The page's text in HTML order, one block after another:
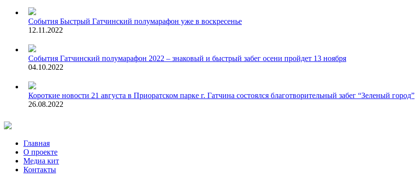
События Быстрый Гатчинский полумарафон уже в воскресенье
12.11.2022
События Гатчинский полумарафон 2022 – знаковый и быстрый забег осени пройдет 13 ноября
04.10.2022
Короткие новости 21 августа в Приоратском парке г. Гатчина состоялся благотворительный забег “Зеленый город”
26.08.2022
Главная
О проекте
Медиа кит
Контакты